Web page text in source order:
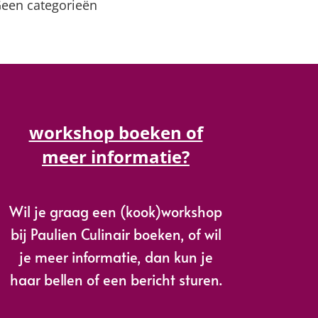
categorieën
workshop boeken of
meer informatie?
Wil je graag een (kook)workshop
bij Paulien Culinair boeken, of wil
je meer informatie, dan kun je
haar bellen of een bericht sturen.